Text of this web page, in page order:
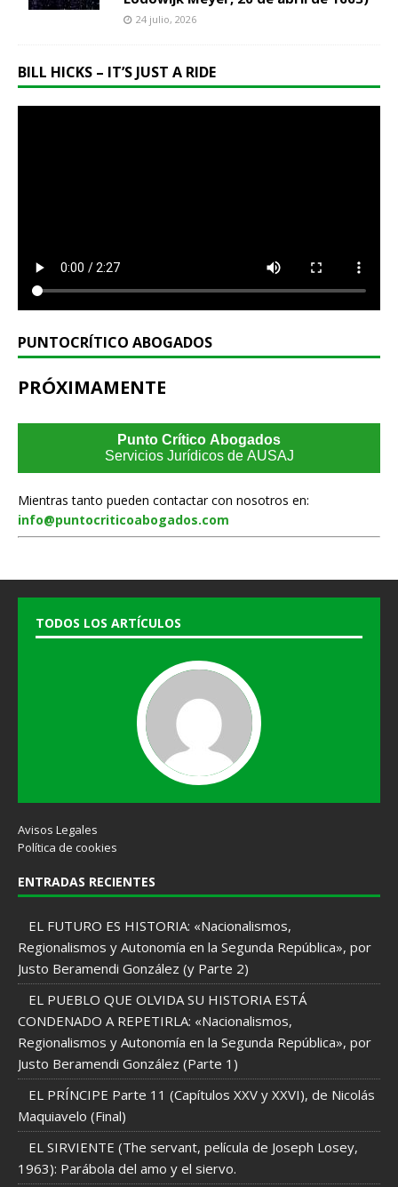
24 julio, 2026
BILL HICKS – IT’S JUST A RIDE
PUNTOCRÍTICO ABOGADOS
PRÓXIMAMENTE
Punto Crítico Abogados
Servicios Jurídicos de AUSAJ
Mientras tanto pueden contactar con nosotros en:
info@puntocriticoabogados.com
TODOS LOS ARTÍCULOS
Avisos Legales
Política de cookies
ENTRADAS RECIENTES
EL FUTURO ES HISTORIA: «Nacionalismos,
Regionalismos y Autonomía en la Segunda República», por
Justo Beramendi González (y Parte 2)
EL PUEBLO QUE OLVIDA SU HISTORIA ESTÁ
CONDENADO A REPETIRLA: «Nacionalismos,
Regionalismos y Autonomía en la Segunda República», por
Justo Beramendi González (Parte 1)
EL PRÍNCIPE Parte 11 (Capítulos XXV y XXVI), de Nicolás
Maquiavelo (Final)
EL SIRVIENTE (The servant, película de Joseph Losey,
1963): Parábola del amo y el siervo.